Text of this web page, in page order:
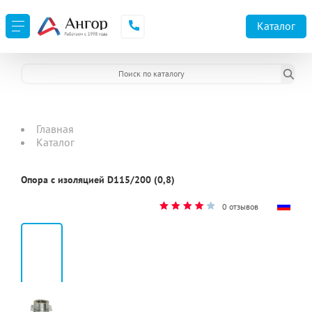
Каталог
Главная
Каталог
Опора с изоляцией D115/200 (0,8)
0 отзывов